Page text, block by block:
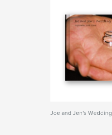
Joe and Jen's Wedding